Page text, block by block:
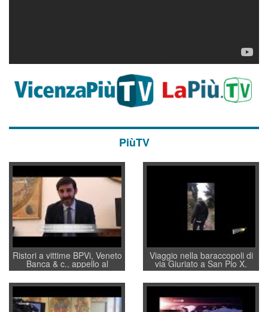
PiùTV
Ristori a vittime BPVi, Veneto
Banca & c., appello al
sottosegretario Alessio
Villarosa: per mettere ordine
convochi con Di Maio CNCU
a supporto della cabina di
regia al Mef
Viaggio nella baraccopoli di
via Giuriato a San Pio X.
Vicenza ai Vicentini: “faremo
un regalo di Natale ai
residenti”